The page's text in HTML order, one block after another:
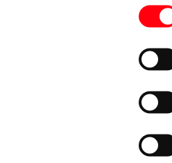
modulair System pro M
Hulpcontact aan de
modulair System pro M